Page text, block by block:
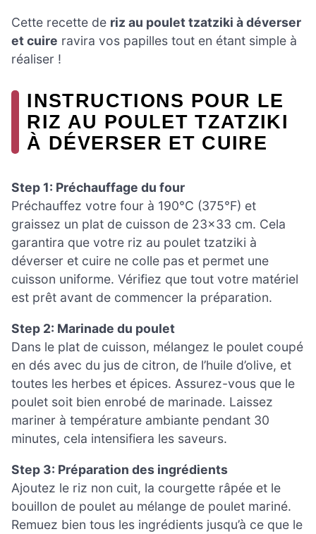
Cette recette de riz au poulet tzatziki à déverser
et cuire ravira vos papilles tout en étant simple à
réaliser !
INSTRUCTIONS POUR LE
RIZ AU POULET TZATZIKI
À DÉVERSER ET CUIRE
Step 1: Préchauffage du four
Préchauffez votre four à 190°C (375°F) et
graissez un plat de cuisson de 23×33 cm. Cela
garantira que votre riz au poulet tzatziki à
déverser et cuire ne colle pas et permet une
cuisson uniforme. Vérifiez que tout votre matériel
est prêt avant de commencer la préparation.
Step 2: Marinade du poulet
Dans le plat de cuisson, mélangez le poulet coupé
en dés avec du jus de citron, de l’huile d’olive, et
toutes les herbes et épices. Assurez-vous que le
poulet soit bien enrobé de marinade. Laissez
mariner à température ambiante pendant 30
minutes, cela intensifiera les saveurs.
Step 3: Préparation des ingrédients
Ajoutez le riz non cuit, la courgette râpée et le
bouillon de poulet au mélange de poulet mariné.
Remuez bien tous les ingrédients jusqu’à ce que le